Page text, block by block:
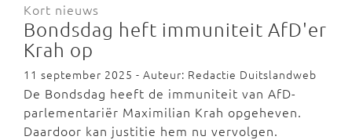
Kort nieuws
Bondsdag heft immuniteit AfD'er
Krah op
11 september 2025 - Auteur: Redactie Duitslandweb
De Bondsdag heeft de immuniteit van AfD-
parlementariër Maximilian Krah opgeheven.
Daardoor kan justitie hem nu vervolgen.